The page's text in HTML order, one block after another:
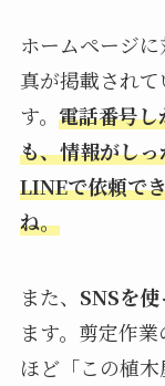
ホームページ
真が掲載され
す。 電話番号
も、情報がし
LINEで依頼で
ね。
また、 SNSを
ます。剪定作
ほど「この植